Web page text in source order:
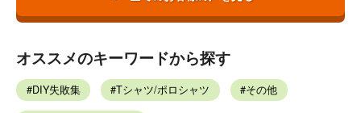
オススメのキーワードから探す
DIY失敗集 Tシャツ/ポロシャツ その他